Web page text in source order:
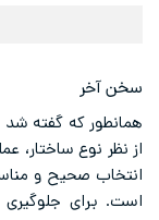
سخن آخر
همانطور که گفته
از نظر نوع ساختار،
انتخاب صحیح و
است. برای